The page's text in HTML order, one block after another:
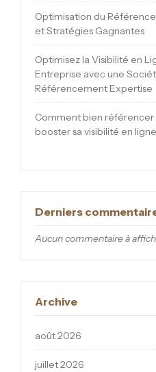
Optimisation du
et Stratégies Gagnantes
Optimisez la Visibilité en
Entreprise avec une
Référencement Expertise
Comment bien
booster sa visibilité en ligne
Derniers
Aucun commentaire à
Archive
août 2026
juillet 2026